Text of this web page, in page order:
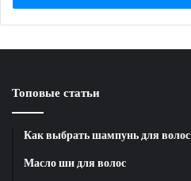
Топовые статьи
Как выбрать шампунь для волос
Масло ши для волос